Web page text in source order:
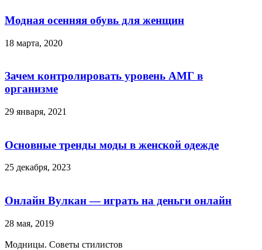
Модная осенняя обувь для женщин
18 марта, 2020
Зачем контролировать уровень АМГ в
организме
29 января, 2021
Основные тренды моды в женской одежде
25 декабря, 2023
Онлайн Вулкан — играть на деньги онлайн
28 мая, 2019
Модницы. Советы стилистов